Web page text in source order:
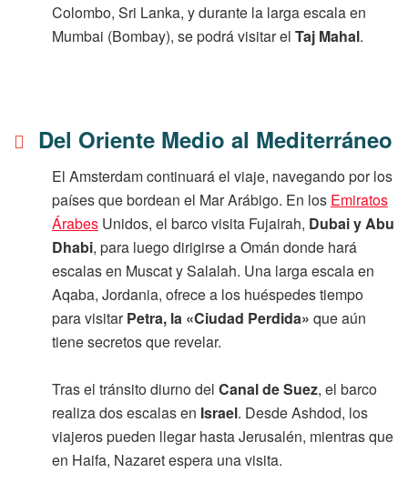
Colombo, Sri Lanka, y durante la larga escala en
Mumbai (Bombay), se podrá visitar el Taj Mahal.
Del Oriente Medio al Mediterráneo
El Amsterdam continuará el viaje, navegando por los
países que bordean el Mar Arábigo. En los Emiratos
ÁrabesUnidos, el barco visita Fujairah, Dubai y Abu
Dhabi, para luego dirigirse a Omán donde hará
escalas en Muscat y Salalah. Una larga escala en
Aqaba, Jordania, ofrece a los huéspedes tiempo
para visitarPetra, la «Ciudad Perdida» que aún
tiene secretos que revelar.
Tras el tránsito diurno del Canal de Suez, el barco
realiza dos escalas en Israel. Desde Ashdod, los
viajeros pueden llegar hasta Jerusalén, mientras que
en Haifa, Nazaret espera una visita.